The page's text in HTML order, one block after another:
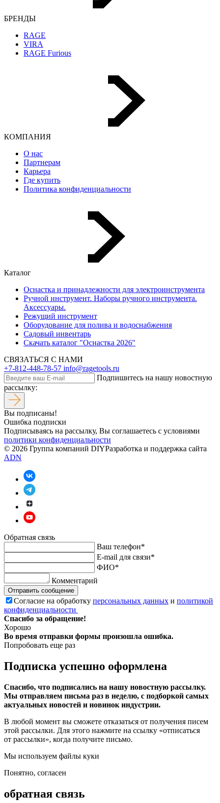
БРЕНДЫ
RAGE
VIRA
RAGE Furious
КОМПАНИЯ
О нас
Партнерам
Карьера
Где купить
Политика конфиденциальности
Каталог
Оснастка и принадлежности для электроинструмента
Ручной инструмент. Наборы ручного инструмента.
Аксессуары.
Режущий инструмент
Оборудование для полива и водоснабжения
Садовый инвентарь
Скачать каталог "Оснастка 2026"
СВЯЗАТЬСЯ С НАМИ
+7-812-448-78-57 info@ragetools.ru
Подпишитесь на нашу новостную
рассылку:
Вы подписаны!
Ошибка подписки
Подписываясь на рассылку, Вы соглашаетесь c условиями
политики конфиденциальности
© 2026 Группа компаний DIYРазработка и поддержка сайта
ADN
Обратная связь
Ваш телефон*
E-mail для связи*
ФИО*
Комментарий
Отправить сообщение
Согласие на обработку персональных данных и политикой
конфиденциальности
Спасибо за обращение!
Хорошо
Во время отправки формы произошла ошибка.
Попробовать еще раз
Подписка успешно оформлена
Спасибо, что подписались на нашу новостную рассылку.
Мы отправляем письма раз в неделю, с подборкой самых
актуальных новостей и новинок индустрии.
В любой момент вы сможете отказаться от получения писем
этой рассылки. Для этого нажмите на ссылку «отписаться
от рассылки», когда получите письмо.
Мы используем файлы куки
Понятно, согласен
обратная связь